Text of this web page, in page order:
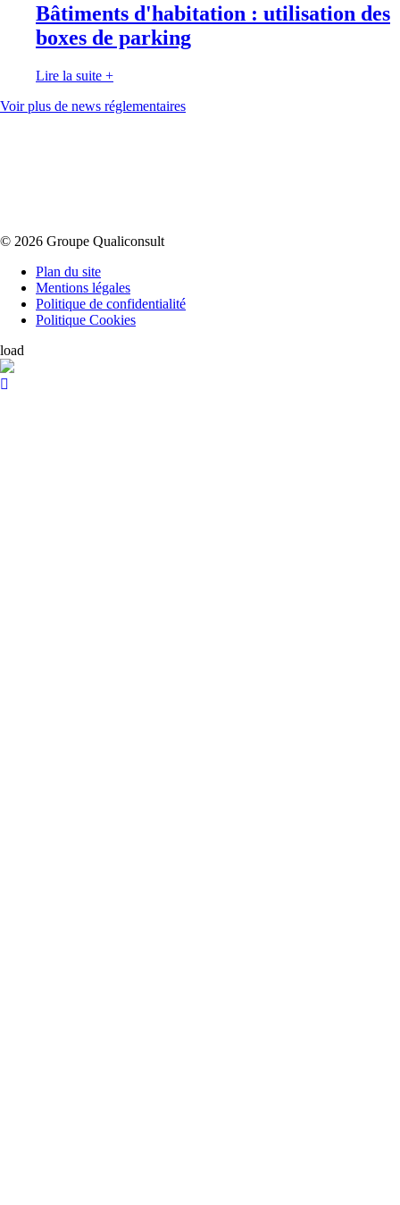
Bâtiments d'habitation : utilisation des
boxes de parking
Lire la suite +
Voir plus de news réglementaires
© 2026 Groupe Qualiconsult
Plan du site
Mentions légales
Politique de confidentialité
Politique Cookies
load